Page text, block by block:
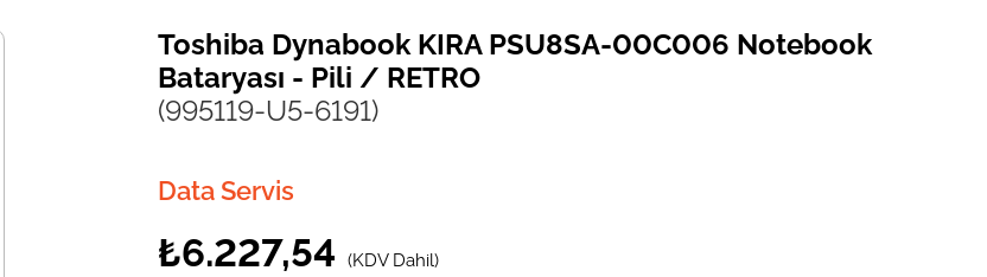
Toshiba Dynabook KIRA PSU8SA-00C006 Notebook
Bataryası - Pili / RETRO
(995119-U5-6191)
Data Servis
₺6.227,54 (KDV Dahil)